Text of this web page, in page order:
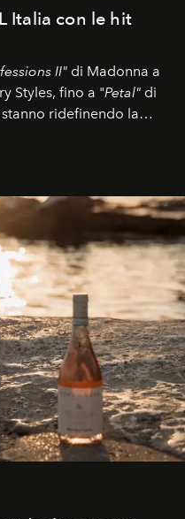
Italia con le hit
II" di Madonna a
Styles, fino a "Petal" di
ridefinendo la